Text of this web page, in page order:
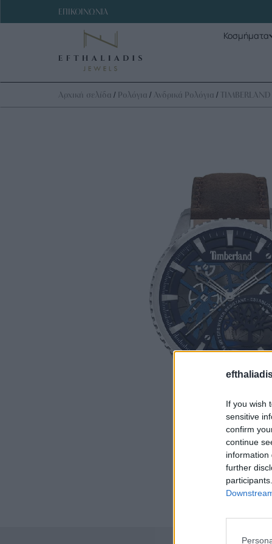
If you wish
sensitive
confirm
continue
information
further
ΕΠΙΚΟΙΝΩΝΙΑ
Κοσμήματα
Αρχική σελίδα / Ρολόγια / Ανδρικά Ρολόγια / TIMBERLAND